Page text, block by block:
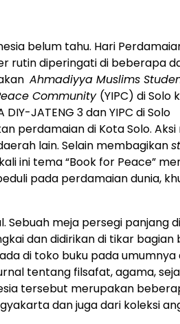
belum tahu. Hari
rutin diperingati di beberapa
Ahmadiyya Muslims
Community (YIPC) di Solo
JATENG 3 dan YIPC di Solo
perdamaian di Kota Solo.
lain. Selain membagikan
ini tema “Book for Peace”
pada perdamaian dunia,
Sebuah meja persegi panjang
dan didirikan di tikar bagian
di toko buku pada umumnya
tentang filsafat, agama,
tersebut merupakan
dan juga dari koleksi